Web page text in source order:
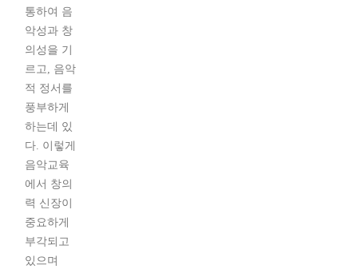
통하여 음
악성과 창
의성을 기
르고, 음악
적 정서를
풍부하게
하는데 있
다. 이렇게
음악교육
에서 창의
력 신장이
중요하게
부각되고
있으며